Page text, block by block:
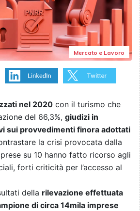
Mercato e Lavoro
nel 2020 con il turismo che
del 66,3%, giudizi in
sui provvedimenti finora adottati
la crisi provocata dalla
su 10 hanno fatto ricorso agli
forti criticità per l’accesso al
della rilevazione effettuata
di circa 14mila imprese